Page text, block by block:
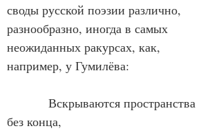
своды русской поэзии различно,
разнообразно, иногда в самых
неожиданных ракурсах, как,
например, у Гумилёва:
без конца,